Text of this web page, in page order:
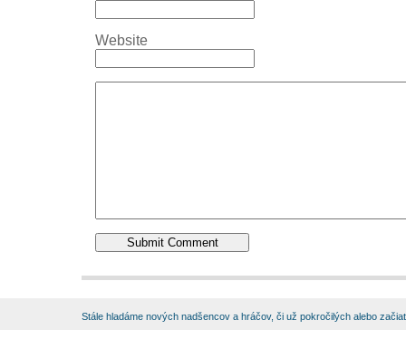
Website
Stále hladáme nových nadšencov a hráčov, či už pokročilých alebo